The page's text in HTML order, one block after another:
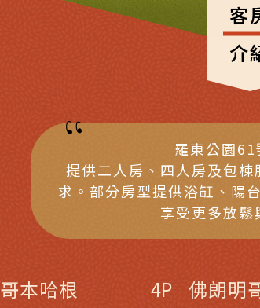
客
介
羅東公園61
提供二人房、四人房及包
求。部分房型提供浴缸、陽
享受更多放鬆
哥本哈根 4P 佛朗明